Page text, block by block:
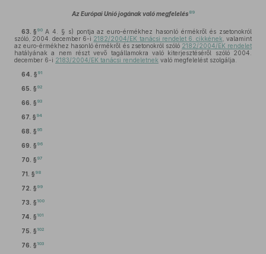
Az Európai Unió jogának való megfelelés 89
63. § 90 A 4. § s) pontja az euro-érmékhez hasonló érmékről és zsetonokról
szóló, 2004. december 6-i 2182/2004/EK tanácsi rendelet 6. cikkének , valamint
az euro-érmékhez hasonló érmékről és zsetonokról szóló 2182/2004/EK rendelet
hatályának a nem részt vevő tagállamokra való kiterjesztéséről szóló 2004.
december 6-i 2183/2004/EK tanácsi rendeletnek való megfelelést szolgálja.
64. § 91
65. § 92
66. § 93
67. § 94
68. § 95
69. § 96
70. § 97
71. § 98
72. § 99
73. § 100
74. § 101
75. § 102
76. § 103